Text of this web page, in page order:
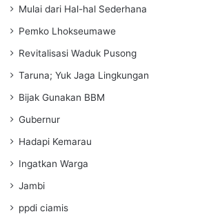
Mulai dari Hal-hal Sederhana
Pemko Lhokseumawe
Revitalisasi Waduk Pusong
Taruna; Yuk Jaga Lingkungan
Bijak Gunakan BBM
Gubernur
Hadapi Kemarau
Ingatkan Warga
Jambi
ppdi ciamis